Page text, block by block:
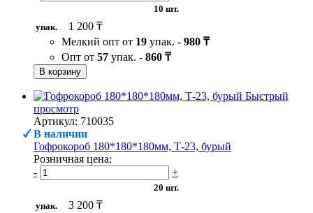
10 шт.
упак.
1 200 ₸
Мелкий опт от 19 упак. - 980 ₸
Опт от 57 упак. - 860 ₸
В корзину
Быстрый
просмотр
Артикул: 710035
В наличии
Гофрокороб 180*180*180мм, Т-23, бурый
Розничная цена:
-
+
20 шт.
упак.
3 200 ₸